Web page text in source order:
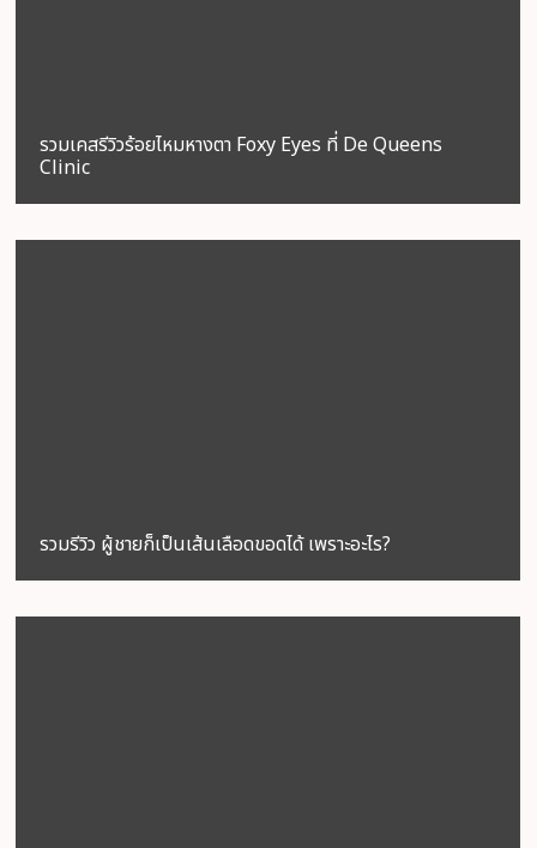
รวมเคสรีวิวร้อยไหมหางตา Foxy Eyes ที่ De Queens
Clinic
รวมรีวิว ผู้ชายก็เป็นเส้นเลือดขอดได้ เพราะอะไร?